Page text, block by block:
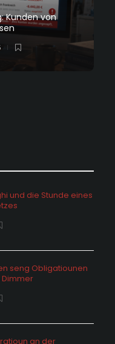
Kunden von
und die Stunde eines
seng Obligatiounen
Dimmer
an der